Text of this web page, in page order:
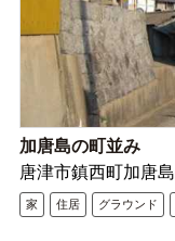
加唐島の町並み
唐津市鎮西町加唐島
家 住居 グラウンド